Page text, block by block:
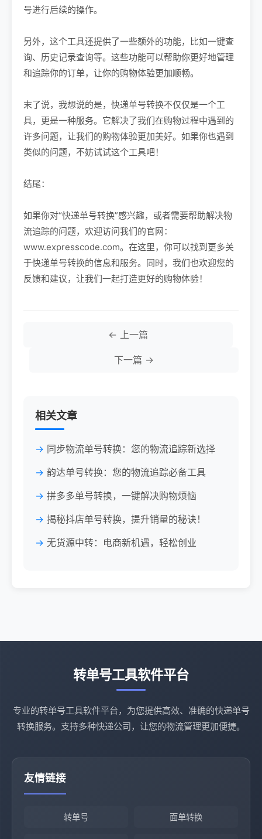
号进行后续的操作。
另外，这个工具还提供了一些额外的功能，比如一键查
询、历史记录查询等。这些功能可以帮助你更好地管理
和追踪你的订单，让你的购物体验更加顺畅。
末了说，我想说的是，快递单号转换不仅仅是一个工
具，更是一种服务。它解决了我们在购物过程中遇到的
许多问题，让我们的购物体验更加美好。如果你也遇到
类似的问题，不妨试试这个工具吧！
结尾：
如果你对“快递单号转换”感兴趣，或者需要帮助解决物
流追踪的问题，欢迎访问我们的官网：
www.expresscode.com。在这里，你可以找到更多关
于快递单号转换的信息和服务。同时，我们也欢迎您的
反馈和建议，让我们一起打造更好的购物体验！
← 上一篇
下一篇 →
相关文章
同步物流单号转换：您的物流追踪新选择
韵达单号转换：您的物流追踪必备工具
拼多多单号转换，一键解决购物烦恼
揭秘抖店单号转换，提升销量的秘诀！
无货源中转：电商新机遇，轻松创业
转单号工具软件平台
专业的转单号工具软件平台，为您提供高效、准确的快递单号
转换服务。支持多种快递公司，让您的物流管理更加便捷。
友情链接
转单号 面单转换